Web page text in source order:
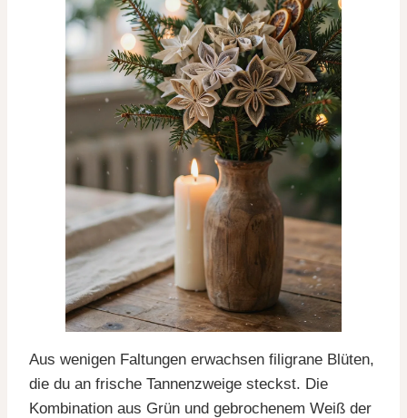
Aus wenigen Faltungen erwachsen filigrane Blüten,
die du an frische Tannenzweige steckst. Die
Kombination aus Grün und gebrochenem Weiß der